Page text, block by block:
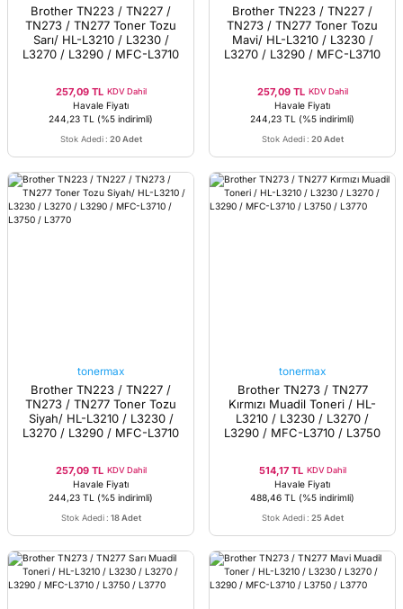
Brother TN223 / TN227 /
TN273 / TN277 Toner Tozu
Sarı/ HL-L3210 / L3230 /
L3270 / L3290 / MFC-L3710
257,09 TL KDV Dahil
Havale Fiyatı
244,23 TL (%5 indirimli)
Stok Adedi : 20 Adet
Brother TN223 / TN227 /
TN273 / TN277 Toner Tozu
Mavi/ HL-L3210 / L3230 /
L3270 / L3290 / MFC-L3710
257,09 TL KDV Dahil
Havale Fiyatı
244,23 TL (%5 indirimli)
Stok Adedi : 20 Adet
tonermax
Brother TN223 / TN227 /
TN273 / TN277 Toner Tozu
Siyah/ HL-L3210 / L3230 /
L3270 / L3290 / MFC-L3710
257,09 TL KDV Dahil
Havale Fiyatı
244,23 TL (%5 indirimli)
Stok Adedi : 18 Adet
tonermax
Brother TN273 / TN277
Kırmızı Muadil Toneri / HL-
L3210 / L3230 / L3270 /
L3290 / MFC-L3710 / L3750
514,17 TL KDV Dahil
Havale Fiyatı
488,46 TL (%5 indirimli)
Stok Adedi : 25 Adet